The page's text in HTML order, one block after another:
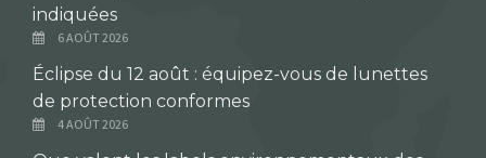
indiquées
6 AOÛT 2026
Éclipse du 12 août : équipez-vous de lunettes
de protection conformes
4 AOÛT 2026